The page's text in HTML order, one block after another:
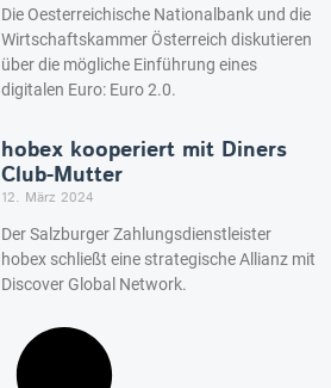
Die Oesterreichische Nationalbank und die
Wirtschaftskammer Österreich diskutieren
über die mögliche Einführung eines
digitalen Euro: Euro 2.0.
hobex kooperiert mit Diners
Club-Mutter
12. März 2024
Der Salzburger Zahlungsdienstleister
hobex schließt eine strategische Allianz mit
Discover Global Network.